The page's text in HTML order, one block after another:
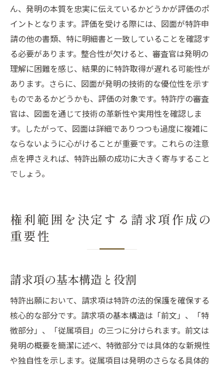
ん、発明の本質を忠実に伝えているかどうかが評価のポ
イントとなります。評価を受ける際には、図面が特許申
請の他の書類、特に明細書と一致していることを確認す
る必要があります。整合性が欠けると、審査官は発明の
理解に困難を感じ、結果的に特許取得が遅れる可能性が
あります。さらに、図面が発明の技術的な優位性を示す
ものであるかどうかも、評価の対象です。特許庁の審査
官は、図面を通じて技術の革新性や実用性を確認しま
す。したがって、図面は詳細でありつつも過度に複雑に
ならないように心がけることが重要です。これらの注意
点を押さえれば、特許出願の成功に大きく寄与すること
でしょう。
権利範囲を決定する請求項作成の
重要性
請求項の基本構造と役割
特許出願において、請求項は特許の法的保護を確保する
核心的な部分です。請求項の基本構造は「前文」、「特
徴部分」、「従属項目」の三つに分けられます。前文は
発明の概要を簡潔に述べ、特徴部分では具体的な新規性
や独自性を示します。従属項目は発明のさらなる具体的